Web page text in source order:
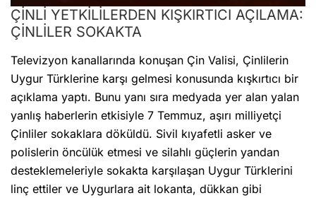
ÇİNLİ YETKİLİLERDEN KIŞKIRTICI AÇILAMA:
ÇİNLİLER SOKAKTA
Televizyon kanallarında konuşan Çin Valisi, Çinlilerin
Uygur Türklerine karşı gelmesi konusunda kışkırtıcı bir
açıklama yaptı. Bunu yanı sıra medyada yer alan yalan
yanlış haberlerin etkisiyle 7 Temmuz, aşırı milliyetçi
Çinliler sokaklara döküldü. Sivil kıyafetli asker ve
polislerin öncülük etmesi ve silahlı güçlerin yandan
desteklemeleriyle sokakta karşılaşan Uygur Türklerini
linç ettiler ve Uygurlara ait lokanta, dükkan gibi